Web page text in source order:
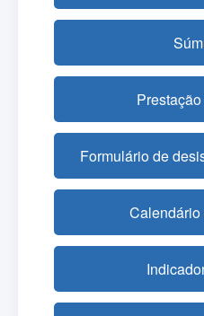
Formulário de